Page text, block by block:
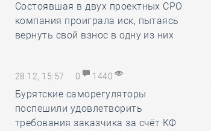
Состоявшая в двух проектных СРО
компания проиграла иск, пытаясь
вернуть свой взнос в одну из них
28.12, 15:57 0 1440
Бурятские саморегуляторы
поспешили удовлетворить
требования заказчика за счёт КФ